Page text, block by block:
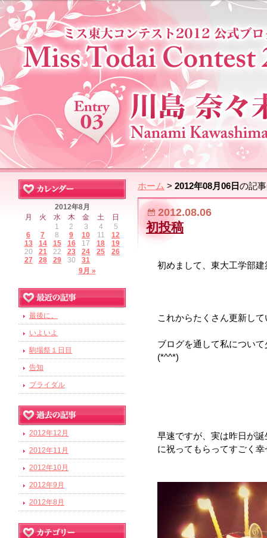
ホーム > 2012年08月06日の記
2012.08.06
初投稿
初めまして、東大工学部
これからたくさん更新し
ブログを通して私につい
(*^^*)
早速ですが、実は昨日が
に祝ってもらってすごく
2012年8月
月
火 水 木 金 土 日
9月 »
1 2 3 4
5
6
7 8 9 10 11
12
13
14 15 16 17 18
19
20
21 22 23 24 25
26
27
28 29 30 31
最後に。
いよいよ
駒場祭１日目
告知
ブライダル
2012年12月
2012年11月
2012年10月
2012年9月
2012年8月